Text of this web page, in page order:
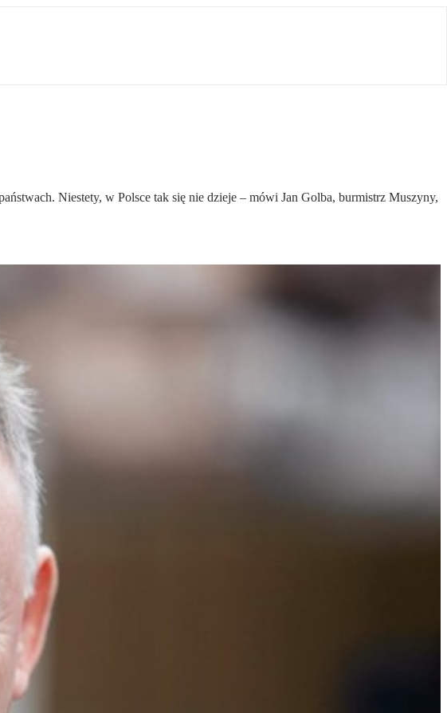
Niestety, w Polsce tak się nie dzieje – mówi Jan Golba, burmistrz Muszyny,